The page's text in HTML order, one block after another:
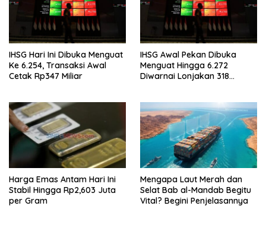
IHSG Hari Ini Dibuka Menguat
Ke 6.254, Transaksi Awal
Cetak Rp347 Miliar
IHSG Awal Pekan Dibuka
Menguat Hingga 6.272
Diwarnai Lonjakan 318
Harga Emas Antam Hari Ini
Stabil Hingga Rp2,603 Juta
per Gram
Mengapa Laut Merah dan
Selat Bab al-Mandab Begitu
Vital? Begini Penjelasannya